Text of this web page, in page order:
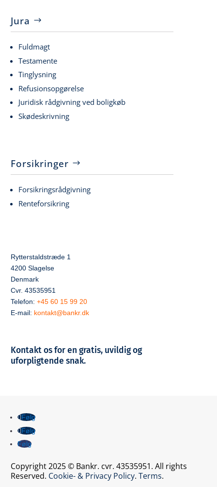
Jura
Fuldmagt
Testamente
Tinglysning
Refusionsopgørelse
Juridisk rådgivning ved boligkøb
Skødeskrivning
Forsikringer
Forsikringsrådgivning
Renteforsikring
Rytterstaldstræde 1
4200 Slagelse
Denmark
Cvr. 43535951
Telefon:+45 60 15 99 20
E-mail: kontakt@bankr.dk
Kontakt os for en gratis, uvildig og
uforpligtende snak.
Copyright 2025 © Bankr. cvr. 43535951. All rights
Reserved. Cookie- & Privacy Policy.Terms.
Følg
Følg
Følg